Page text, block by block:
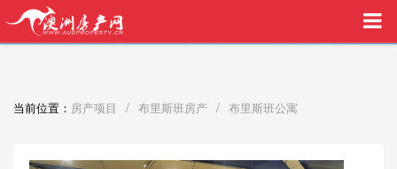
买家中介VIP服务，助您安心购房
当前位置： 房产项目 / 布里斯班房产 / 布里斯班公寓